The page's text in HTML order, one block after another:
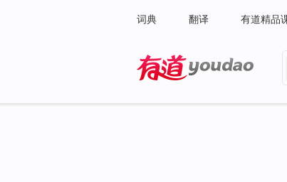
词典 翻译 有道精品